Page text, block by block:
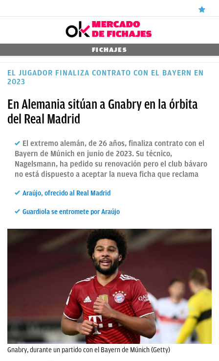
REAL
MADRID
BALONCESTO
CANTERA
FICHAJES
DIRECTO
FEMENINO
PAPARAZZI
FICHAJES
EL JUGADOR FINALIZA CONTRATO CON EL BAYERN EN
2023
En Alemania sitúan a Gnabry en la órbita
del Real Madrid
El extremo alemán, de 26 años, finaliza contrato con el
Bayern de Múnich en junio de 2023. Su técnico,
Nagelsmann, ha pedido su renovación pero el club bávaro
no está dispuesto a aceptar la nueva ficha que reclama
Araújo, ofrecido al Real Madrid
Guardiola se entromete por Araújo
Gnabry, durante un partido con el Bayern de Múnich (Getty)